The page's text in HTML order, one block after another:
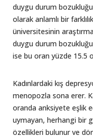
duygu durum
olarak anlamlı bir
üniversitesinin
duygu durum
ise bu oran yüzde 15.5
Kadınlardaki kış
menopozla sona erer.
oranda anksiyete eşlik
uymayan, herhangi bir
özellikleri bulunur ve